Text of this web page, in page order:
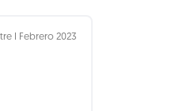
I Febrero 2023